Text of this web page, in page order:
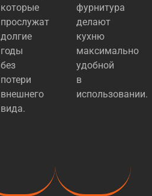
которые
прослужат
долгие
годы
без
потери
внешнего
вида.
фурнитура
делают
кухню
максимально
удобной
в
использовании.